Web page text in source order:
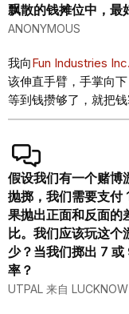
飘散的钱摊位中，最
ANONYMOUS
我向Fun Industries Inc.
该伸直手臂，手掌向
等到钱攒够了，就把钱
假设我们有一个赌博
抛掷，我们需要支付
果抛出正面和反面的
比。我们应该玩这个
少？当我们掷出 7
率？
UTPAL 来自 LUCKNOW